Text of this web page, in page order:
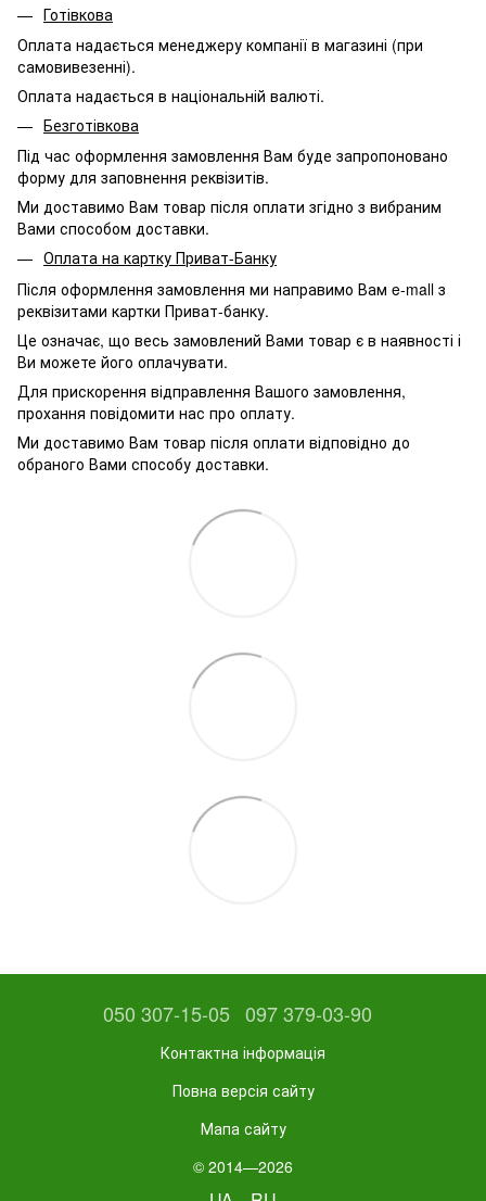
Готівкова
Оплата надається менеджеру компанії в магазині (при
самовивезенні).
Оплата надається в національній валюті.
Безготівкова
Під час оформлення замовлення Вам буде запропоновано
форму для заповнення реквізитів.
Ми доставимо Вам товар після оплати згідно з вибраним
Вами способом доставки.
Оплата на картку Приват-Банку
Після оформлення замовлення ми направимо Вам e-mall з
реквізитами картки Приват-банку.
Це означає, що весь замовлений Вами товар є в наявності і
Ви можете його оплачувати.
Для прискорення відправлення Вашого замовлення,
прохання повідомити нас про оплату.
Ми доставимо Вам товар після оплати відповідно до
обраного Вами способу доставки.
050 307-15-05 097 379-03-90
Контактна інформація
Повна версія сайту
Мапа сайту
© 2014—2026